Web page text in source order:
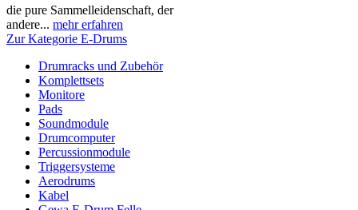
die pure Sammelleidenschaft, der
andere... mehr erfahren
Zur Kategorie E-Drums
Drumracks und Zubehör
Komplettsets
Monitore
Pads
Soundmodule
Drumcomputer
Percussionmodule
Triggersysteme
Aerodrums
Kabel